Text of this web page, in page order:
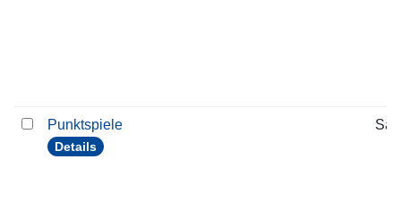
Punktspiele
Details